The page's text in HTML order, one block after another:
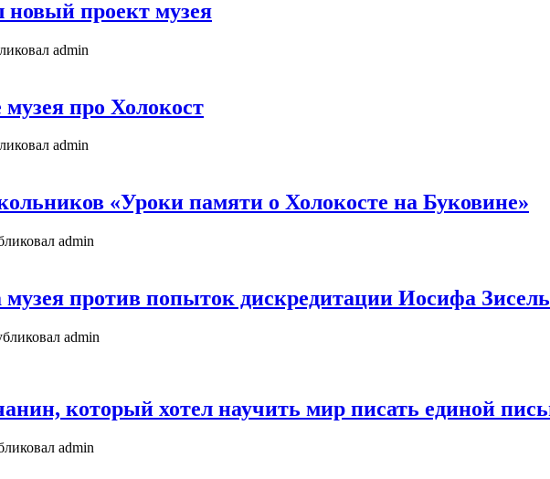
новый проект музея
admin
музея про Холокост
admin
«Уроки памяти о Холокосте на Буковине»
admin
музея против попыток дискредитации Иосифа
admin
который хотел научить мир писать единой
admin